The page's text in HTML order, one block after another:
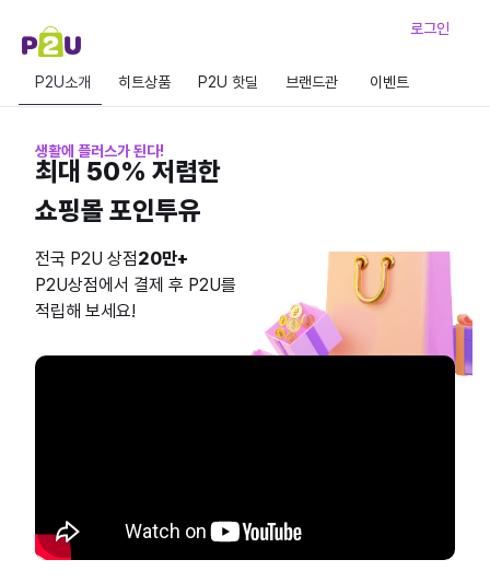
로그인
P2U소개 히트상품 P2U 핫딜 브랜드관 이벤트